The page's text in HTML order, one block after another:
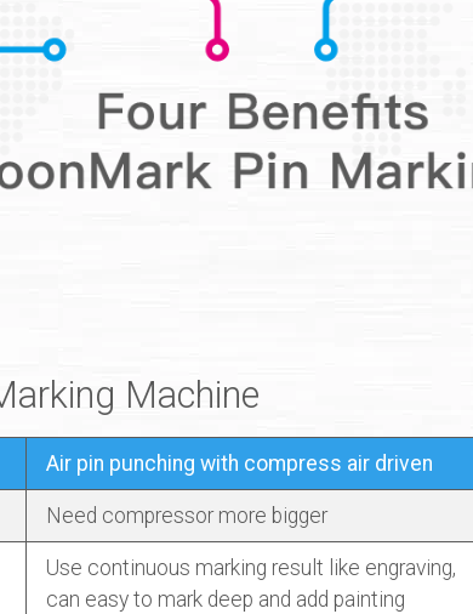
Machine
Air pin punching with compress air driven
Need compressor more bigger
Use continuous marking result like engraving,
can easy to mark deep and add painting